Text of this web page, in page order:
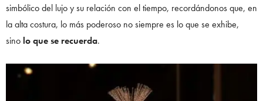
simbólico del lujo y su relación con el tiempo, recordándonos que, en
la alta costura, lo más poderoso no siempre es lo que se exhibe,
sino lo que se recuerda.